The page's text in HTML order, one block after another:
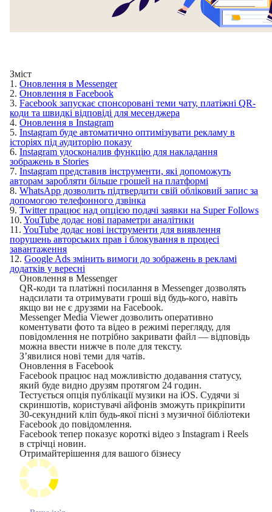
Зміст
1. Оновлення в Messenger
2. Оновлення в Facebook
3. Facebook запускає спонсоровані теми чату, платіжні QR-
коди та швидкі відповіді для месенджера
4. Оновлення в Instagram
5. Instagram буде автоматично оптимізувати рекламу в
історіях під аудиторію показу
6. Instagram удосконалив функцію для накладання
зображень в Stories
7. Instagram представив інструменти, які допоможуть
авторам заробляти більше грошей на платформі
8. WhatsApp дозволить підтвердити свій обліковий запис за
допомогою телефонного дзвінка
9. Twitter працює над опцією подачі заявки на Super Follows
10. YouTube додає нові параметри аналітики
11. YouTube додає нові інструменти для виявлення
порушень авторських прав і блокування в процесі
завантаження
12. Google Ads змінить вимоги до зображень в рекламі
додатків у вересні
Оновлення в Messenger
QR-коди та платіжні посилання в Messenger дозволять
надсилати та отримувати гроші від будь-кого, навіть
якщо ви не є друзями на Facebook.
Messenger Media Viewer дозволить оперативно
коментувати фото та відео в режимі перегляду, для
повідомлення не потрібно закривати файл — відповідь
можна ввести нижче в поле для тексту.
З’явилися нові теми для чатів.
Оновлення в Facebook
Facebook працює над можливістю додавання статусу,
який буде видно друзям протягом 24 годин.
Тестується опція публікації музики на iOS. Судячи зі
скриншотів, користувачі айфонів зможуть прикріпити
30-секундний кліп будь-якої пісні з музичної бібліотеки
Facebook до повідомлення.
Facebook тепер показує короткі відео з Instagram і Reels
в стрічці новин.
Отримайтерішення для вашого бізнесу